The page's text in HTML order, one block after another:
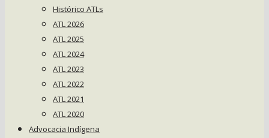
Histórico ATLs
ATL 2026
ATL 2025
ATL 2024
ATL 2023
ATL 2022
ATL 2021
ATL 2020
Advocacia Indígena